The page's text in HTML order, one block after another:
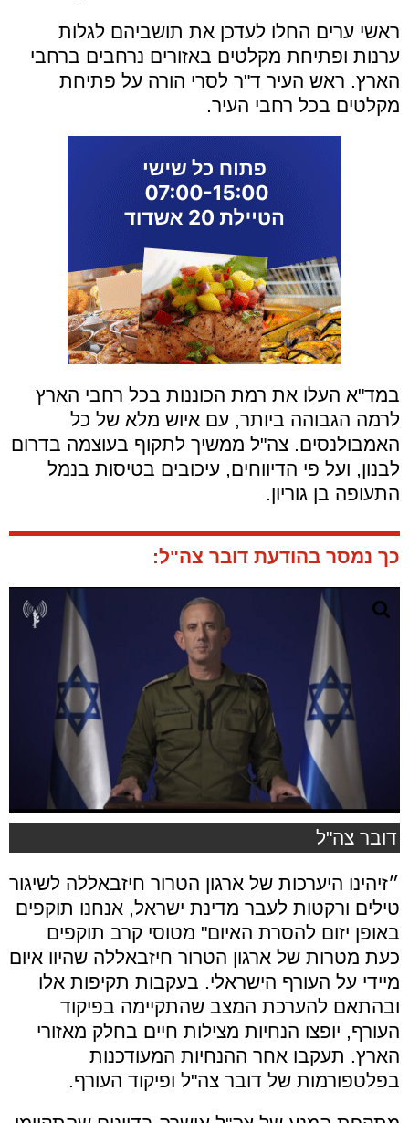
ראשי ערים החלו לעדכן את תושביהם לגלות
ערנות ופתיחת מקלטים באזורים נרחבים ברחבי
הארץ. ראש העיר ד"ר לסרי הורה על פתיחת
מקלטים בכל רחבי העיר.
במד"א העלו את רמת הכוננות בכל רחבי הארץ
לרמה הגבוהה ביותר, עם איוש מלא של כל
האמבולנסים. צה"ל ממשיך לתקוף בעוצמה בדרום
לבנון, ועל פי הדיווחים, עיכובים בטיסות בנמל
התעופה בן גוריון.
כך נמסר בהודעת דובר צה"ל:
דובר צה"ל
״זיהינו היערכות של ארגון הטרור חיזבאללה לשיגור
טילים ורקטות לעבר מדינת ישראל, אנחנו תוקפים
באופן יזום להסרת האיום" מטוסי קרב תוקפים
כעת מטרות של ארגון הטרור חיזבאללה שהיוו איום
מיידי על העורף הישראלי. בעקבות תקיפות אלו
ובהתאם להערכת המצב שהתקיימה בפיקוד
העורף, יופצו הנחיות מצילות חיים בחלק מאזורי
הארץ. תעקבו אחר ההנחיות המעודכנות
בפלטפורמות של דובר צה"ל ופיקוד העורף.